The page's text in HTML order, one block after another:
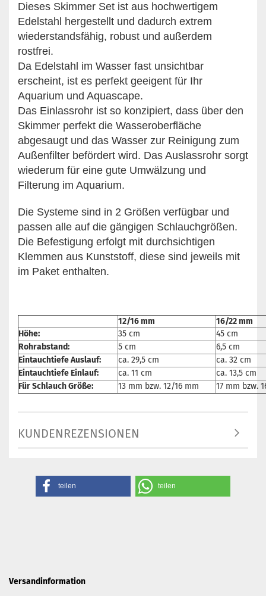
Dieses Skimmer Set ist aus hochwertigem
Edelstahl hergestellt und dadurch extrem
wiederstandsfähig, robust und außerdem
rostfrei.
Da Edelstahl im Wasser fast unsichtbar
erscheint, ist es perfekt geeigent für Ihr
Aquarium und Aquascape.
Das Einlassrohr ist so konzipiert, dass über den
Skimmer perfekt die Wasseroberfläche
abgesaugt und das Wasser zur Reinigung zum
Außenfilter befördert wird. Das Auslassrohr sorgt
wiederum für eine gute Umwälzung und
Filterung im Aquarium.
Die Systeme sind in 2 Größen verfügbar und
passen alle auf die gängigen Schlauchgrößen.
Die Befestigung erfolgt mit durchsichtigen
Klemmen aus Kunststoff, diese sind jeweils mit
im Paket enthalten.
12/16 mm
16/22 mm
Höhe:
35 cm
45 cm
Rohrabstand:
5 cm
6,5 cm
Eintauchtiefe Auslauf:
ca. 29,5 cm
ca. 32 cm
Eintauchtiefe Einlauf:
ca. 11 cm
ca. 13,5 cm
Für Schlauch Größe:
13 mm bzw. 12/16 mm 17 mm bzw.
KUNDENREZENSIONEN
teilen teilen
Versandinformation